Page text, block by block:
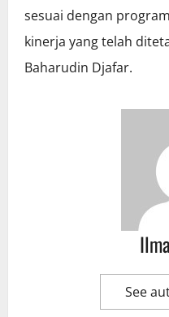
sesuai dengan
kinerja yang telah
Baharudin Djafar.
See